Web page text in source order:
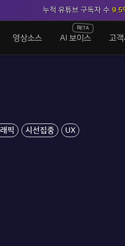
누적 유튜브 구독자 수 9.5
영상소스 AI 보이스
BETA
고객
픽 시선집중 UX